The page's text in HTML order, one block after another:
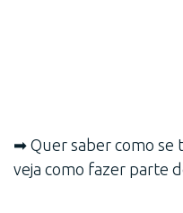
➡ Quer saber como se
veja como fazer parte